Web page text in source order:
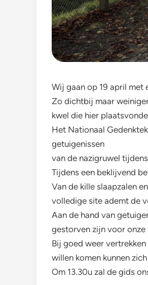
Wij gaan op 19 april met
Zo dichtbij maar
kwel die hier
Het Nationaal
getuigenissen
van de nazigruwel
Tijdens een beklijvend
Van de kille slaapzalen
volledige site ademt de
Aan de hand van
gestorven zijn voor onze
Bij goed weer
willen komen kunnen
Om 13.30u zal de gids